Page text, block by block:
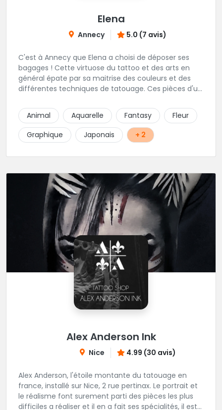
Elena
Annecy 5.0 (7 avis)
C'est à Annecy que Elena a choisi de déposer ses
bagages ! Cette virtuose du tattoo et des arts en
général épate par sa maitrise des couleurs et des
différentes techniques de tatouage. Ces pièces d'un
On vient de très loin pour se faire tatouer par cette
artiste ! N'hésitez pas à la contacter par téléphone:
0648079720 ou messages sur Instagram ou
Facebook.
Animal Aquarelle Fantasy
Fleur
Graphique
Japonais + 2
Alex Anderson Ink
Nice 4.99 (30 avis)
Alex Anderson, l'étoile montante du tatouage en
france, installé sur Nice, 2 rue pertinax. Le portrait et
le réalisme font surement parti des pièces les plus
difficiles a réaliser et il en a fait ses spécialités, il est